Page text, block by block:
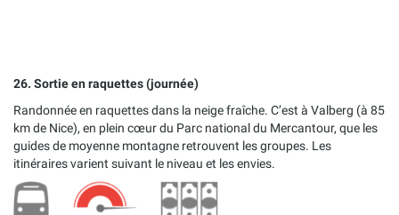
26. Sortie en raquettes (journée)
Randonnée en raquettes dans la neige fraîche. C’est à Valberg (à 85
km de Nice), en plein cœur du Parc national du Mercantour, que les
guides de moyenne montagne retrouvent les groupes. Les
itinéraires varient suivant le niveau et les envies.